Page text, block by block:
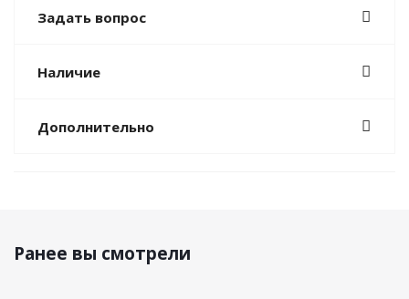
Задать вопрос
Наличие
Дополнительно
Ранее вы смотрели